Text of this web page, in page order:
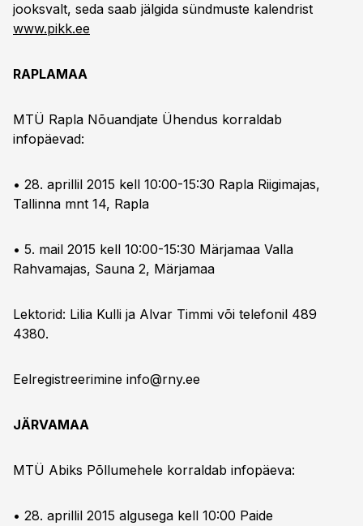
jooksvalt, seda saab jälgida sündmuste kalendrist
www.pikk.ee
RAPLAMAA
MTÜ Rapla Nõuandjate Ühendus korraldab
infopäevad:
• 28. aprillil 2015 kell 10:00-15:30 Rapla Riigimajas,
Tallinna mnt 14, Rapla
• 5. mail 2015 kell 10:00-15:30 Märjamaa Valla
Rahvamajas, Sauna 2, Märjamaa
Lektorid: Lilia Kulli ja Alvar Timmi või telefonil 489
4380.
Eelregistreerimine info@rny.ee
JÄRVAMAA
MTÜ Abiks Põllumehele korraldab infopäeva:
• 28. aprillil 2015 algusega kell 10:00 Paide